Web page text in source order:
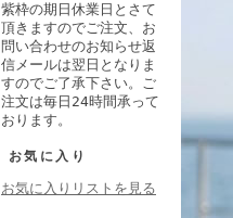
紫枠の期日休業日とさて
頂きますのでご注文、お
問い合わせのお知らせ返
信メールは翌日となりま
すのでご了承下さい。ご
注文は毎日24時間承って
おります。
お気に入り
お気に入りリストを見る